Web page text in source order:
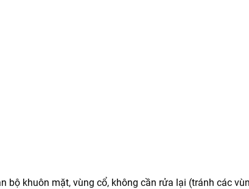
khuôn mặt, vùng cổ, không cần rửa lại (tránh các